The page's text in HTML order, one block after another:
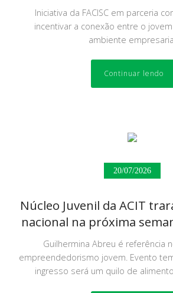
Iniciativa da FACISC em parceria
incentivar a conexão entre o
ambiente
Continuar lendo
20/07/2026
Núcleo Juvenil da ACIT
nacional na próxima
Guilhermina Abreu é referência
empreendedorismo jovem. Evento
ingresso será um quilo de